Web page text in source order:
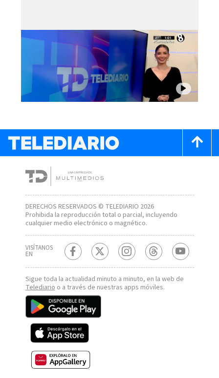
DERECHOS RESERVADOS © TELEDIARIO 2026
Prohibida la reproducción total o parcial, incluyendo
cualquier medio electrónico o magnético.
VISÍTANOS
EN
Sigue toda la actualidad minuto a minuto, en la web de
Telediario o a través de nuestras apps móviles.